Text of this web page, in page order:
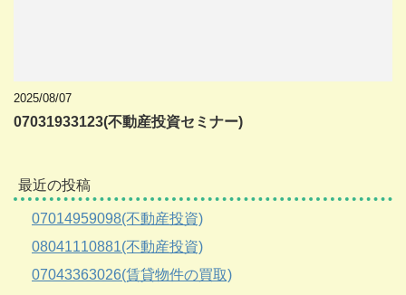
2025/08/07
07031933123(不動産投資セミナー)
最近の投稿
07014959098(不動産投資)
08041110881(不動産投資)
07043363026(賃貸物件の買取)